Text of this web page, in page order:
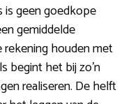
is geen goedkope
gemiddelde
houden met
begint het bij zo’n
realiseren. De helft